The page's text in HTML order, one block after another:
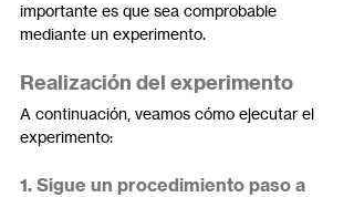
importante es que sea comprobable
mediante un experimento.
Realización del experimento
A continuación, veamos cómo ejecutar el
experimento:
1. Sigue un procedimiento paso a